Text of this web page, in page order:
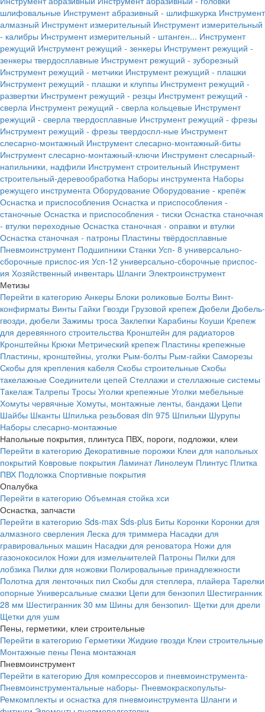
шлифовальные Инструмент абразивный - шлифшкурка Инструмент
алмазный Инструмент измерительный Инструмент измерительный
- калибры Инструмент измерительный - штанген... Инструмент
режущий Инструмент режущий - зенкеры Инструмент режущий -
зенкеры твердосплавные Инструмент режущий - зуборезный
Инструмент режущий - метчики Инструмент режущий - плашки
Инструмент режущий - плашки и клуппы Инструмент режущий -
развертки Инструмент режущий - резцы Инструмент режущий -
сверла Инструмент режущий - сверла кольцевые Инструмент
режущий - сверла твердосплавные Инструмент режущий - фрезы
Инструмент режущий - фрезы твердоспл-ные Инструмент
слесарно-монтажный Инструмент слесарно-монтажный-биты
Инструмент слесарно-монтажный-ключи Инструмент слесарный-
напильники, надфили Инструмент строительный Инструмент
строительный-деревообработка Наборы инструмента Наборы
режущего инструмента Оборудование Оборудование - крепёж
Оснастка и приспособления Оснастка и приспособления -
станочные Оснастка и приспособления - тиски Оснастка станочная
- втулки переходные Оснастка станочная - оправки и втулки
Оснастка станочная - патроны Пластины твёрдосплавные
Пневмоинструмент Подшипники Станки Усп- 8 универсально-
сборочные приспос-ия Усп-12 универсально-сборочные приспос-
ия Хозяйственный инвентарь Шланги Электроинструмент
Метизы
Перейти в категорию Анкеры Блоки роликовые Болты Винт-
конфирматы Винты Гайки Гвозди Грузовой крепеж Дюбели Дюбель-
гвозди, дюбели Зажимы троса Заклепки Карабины Коуши Крепеж
для деревянного строительства Кронштейн для радиаторов
Кронштейны Крюки Метрический крепеж Пластины крепежные
Пластины, кронштейны, уголки Рым-болты Рым-гайки Саморезы
Скобы для крепления кабеля Скобы строительные Скобы
такелажные Соединители цепей Стеллажи и стеллажные системы
Такелаж Талрепы Тросы Уголки крепежные Уголки мебельные
Хомуты червячные Хомуты, монтажные ленты, бандажи Цепи
Шайбы Шканты Шпилька резьбовая din 975 Шпильки Шурупы
Наборы слесарно-монтажные
Напольные покрытия, плинтуса ПВХ, пороги, подложки, клеи
Перейти в категорию Декоративные порожки Клеи для напольных
покрытий Ковровые покрытия Ламинат Линолеум Плинтус Плитка
ПВХ Подложка Спортивные покрытия
Опалубка
Перейти в категорию Объемная стойка хси
Оснастка, запчасти
Перейти в категорию Sds-max Sds-plus Биты Коронки Коронки для
алмазного сверления Леска для триммера Насадки для
гравировальных машин Насадки для реноватора Ножи для
газонокосилок Ножи для измельчителей Патроны Пилки для
лобзика Пилки для ножовки Полировальные принадлежности
Полотна для ленточных пил Скобы для степлера, плайера Тарелки
опорные Универсальные смазки Цепи для бензопил Шестигранник
28 мм Шестигранник 30 мм Шины для бензопил- Щетки для дрели
Щетки для ушм
Пены, герметики, клеи строительные
Перейти в категорию Герметики Жидкие гвозди Клеи строительные
Монтажные пены Пена монтажная
Пневмоинструмент
Перейти в категорию Для компрессоров и пневмоинструмента-
Пневмоинструментальные наборы- Пневмокраскопульты-
Ремкомплекты и оснастка для пневмоинструмента Шланги и